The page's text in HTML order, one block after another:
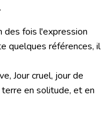
des fois l'expression
quelques références, il
Jour cruel, jour de
terre en solitude, et en